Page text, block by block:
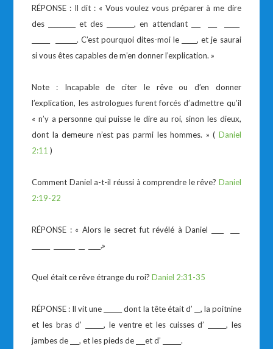
RÉPONSE : Il dit : « Vous voulez vous préparer à me dire
des _________ et des _________, en attendant ___ ___ _____
______ _______. C’est pourquoi dites-moi le _____, et je saurai
si vous êtes capables de m’en donner l’explication. »
Note : Incapable de citer le rêve ou d’en donner
l’explication, les astrologues furent forcés d’admettre qu’il
« n’y a personne qui puisse le dire au roi, sinon les dieux,
dont la demeure n’est pas parmi les hommes. » ( Daniel
2:11 )
Comment Daniel a-t-il réussi à comprendre le rêve? Daniel
2:19-22
RÉPONSE : « Alors le secret fut révélé à Daniel ____ ___
______ _______ __ ____.»
Quel était ce rêve étrange du roi?Daniel 2:31-35
RÉPONSE : Il vit une ______ dont la tête était d’ __, la poitnine
et les bras d’ ______, le ventre et les cuisses d’ ______, les
jambes de ___, et les pieds de ___et d’ ______.